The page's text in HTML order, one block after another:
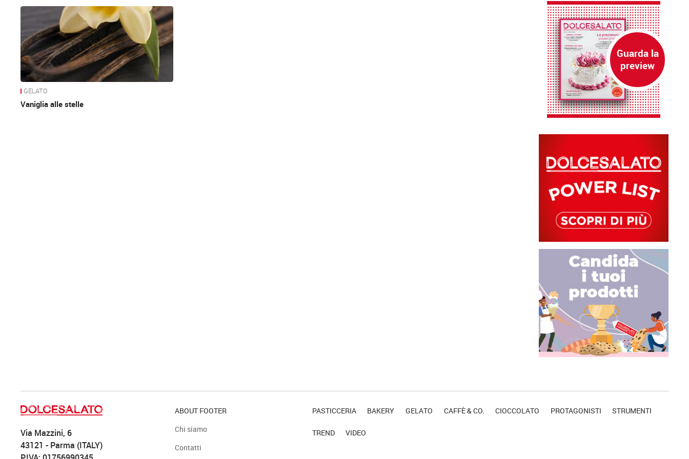
News
GELATO
Vaniglia alle stelle
Via Mazzini, 6
43121 - Parma (ITALY)
ABOUT FOOTER
Chi siamo
Contatti
PASTICCERIA BAKERY GELATO CAFFÈ & CO. CIOCCOLATO PROTAGONISTI STRUMENTI
TREND VIDEO